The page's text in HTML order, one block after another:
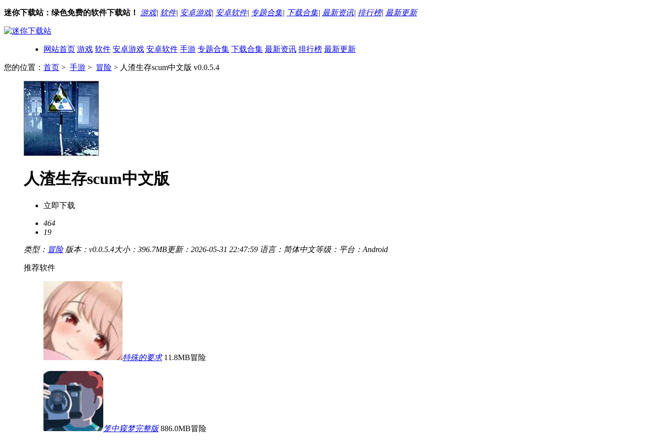
迷你下载站：绿色免费的软件下载站！ 游戏| 软件| 安卓游戏| 安卓软件| 专题合集| 下载合集| 最新资讯| 排行榜| 最新更新
网站首页 游戏 软件 安卓游戏 安卓软件 手游 专题合集 下载合集 最新资讯 排行榜 最新更新
您的位置： 首页 > 手游 > 冒险 > 人渣生存scum中文版 v0.0.5.4
人渣生存scum中文版
立即下载
464
19
类型： 冒险 版本：v0.0.5.4大小：396.7MB更新：2026-05-31 22:47:59 语言：简体中文等级： 平台：Android
推荐软件
特殊的要求 11.8MB冒险
笼中窥梦完整版 886.0MB冒险